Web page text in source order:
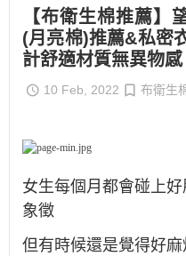
【布衛生棉推薦】
(月亮棉)推薦&私密
計舒適材質無異物感
10 Feb, 2022
布衛生
女生每個月都會碰上
象徵
但有時候還是覺得好